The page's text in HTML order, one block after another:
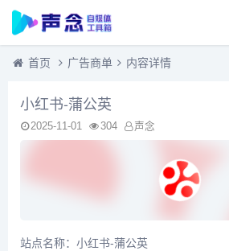
首页 广告商单 内容详情
小红书-蒲公英
2025-11-01 304 声念
站点名称：小红书-蒲公英